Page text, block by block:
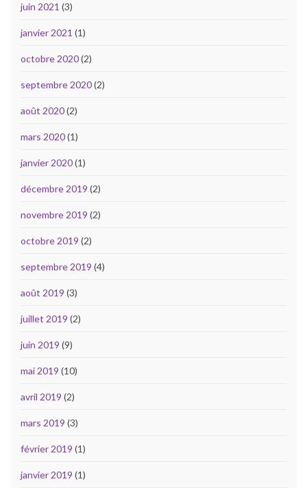
juin 2021 (3)
janvier 2021 (1)
octobre 2020(2)
septembre 2020(2)
août 2020(2)
mars 2020(1)
janvier 2020(1)
décembre 2019 (2)
novembre 2019 (2)
octobre 2019 (2)
septembre 2019 (4)
août 2019 (3)
juillet 2019 (2)
juin 2019 (9)
mai 2019 (10)
avril 2019 (2)
mars 2019 (3)
février 2019 (1)
janvier 2019 (1)